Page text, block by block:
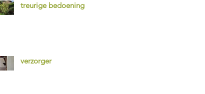
treurige bedoening
verzorger